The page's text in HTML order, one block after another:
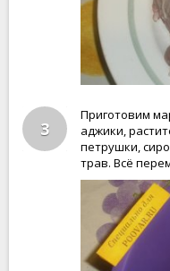
3
Приготовим
аджики,
петрушки,
трав. Всё